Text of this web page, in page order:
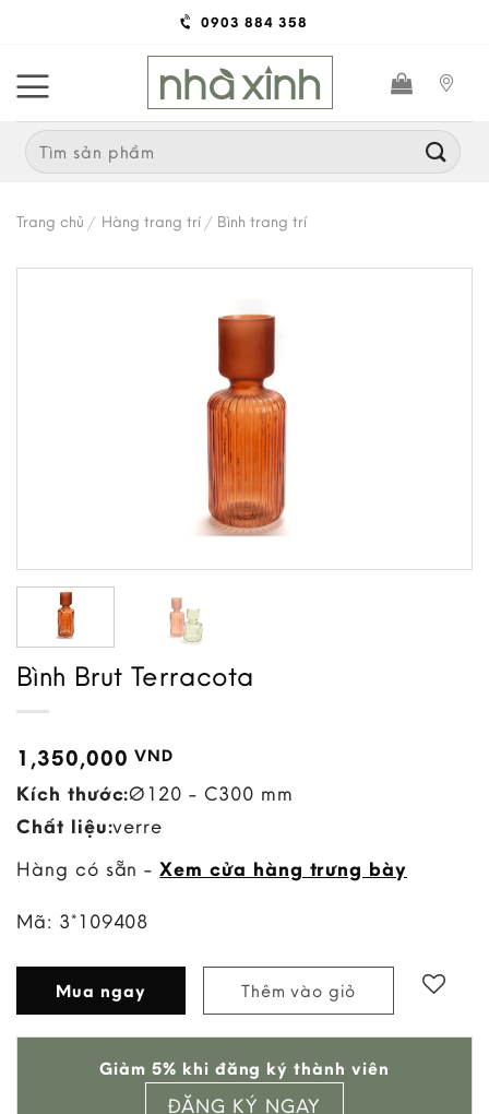
content
0903 884 358
Search
for:
Trang chủ / Hàng trang trí / Bình trang trí
Bình Brut Terracota
1,350,000VND
Kích thước:Ø120 - C300 mm
Chất liệu:verre
Hàng có sẵn -Xem cửa hàng trưng bày
Mã: 3*109408
Mua ngay Thêm vào giỏ
wishlist
Giảm 5% khi đăng ký thành viên
ĐĂNG KÝ NGAY